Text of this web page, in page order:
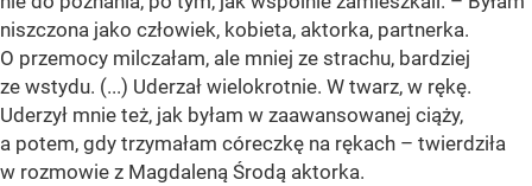
niszczona jako człowiek, kobieta, aktorka, partnerka.
O przemocy milczałam, ale mniej ze strachu, bardziej
ze wstydu. (...) Uderzał wielokrotnie. W twarz, w rękę.
Uderzył mnie też, jak byłam w zaawansowanej ciąży,
a potem, gdy trzymałam córeczkę na rękach – twierdziła
w rozmowie z Magdaleną Środą aktorka.